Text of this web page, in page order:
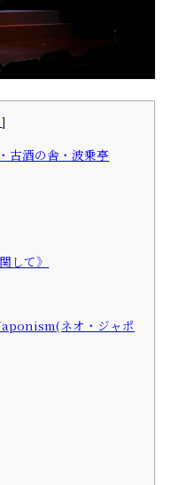
]
古酒の舎・波乗亭
して》
ネオ・ジャポ